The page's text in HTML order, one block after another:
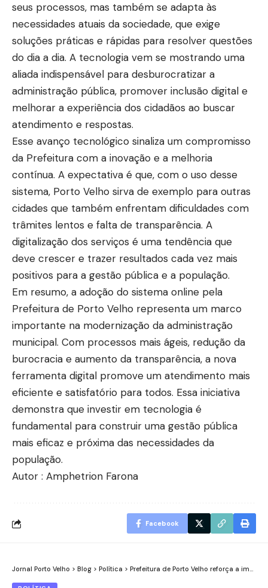
seus processos, mas também se adapta às
necessidades atuais da sociedade, que exige
soluções práticas e rápidas para resolver questões
do dia a dia. A tecnologia vem se mostrando uma
aliada indispensável para desburocratizar a
administração pública, promover inclusão digital e
melhorar a experiência dos cidadãos ao buscar
atendimento e respostas.
Esse avanço tecnológico sinaliza um compromisso
da Prefeitura com a inovação e a melhoria
contínua. A expectativa é que, com o uso desse
sistema, Porto Velho sirva de exemplo para outras
cidades que também enfrentam dificuldades com
trâmites lentos e falta de transparência. A
digitalização dos serviços é uma tendência que
deve crescer e trazer resultados cada vez mais
positivos para a gestão pública e a população.
Em resumo, a adoção do sistema online pela
Prefeitura de Porto Velho representa um marco
importante na modernização da administração
municipal. Com processos mais ágeis, redução da
burocracia e aumento da transparência, a nova
ferramenta digital promove um atendimento mais
eficiente e satisfatório para todos. Essa iniciativa
demonstra que investir em tecnologia é
fundamental para construir uma gestão pública
mais eficaz e próxima das necessidades da
população.
Autor : Amphetrion Farona
Facebook
Jornal Porto Velho > Blog > Política > Prefeitura de Porto Velho reforça a importância das vacinas e intensifica ações em toda a capital e distritos